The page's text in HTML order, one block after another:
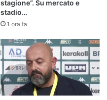
stagione”. Su mercato e
stadio…
1 ora fa